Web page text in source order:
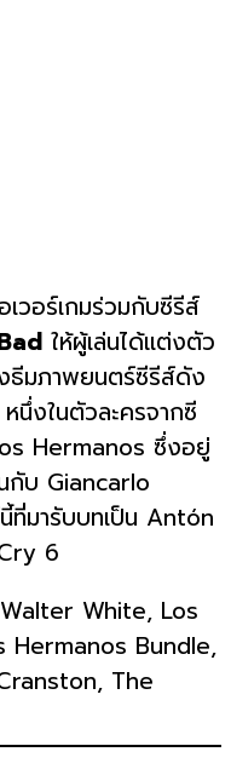
วอร์เกมร่วมกับซีรีส์
ให้ผู้เล่นได้แต่งตัว
ธีมภาพยนตร์ซีรีส์ดัง
งในตัวละครจากซี
Hermanos ซึ่งอยู่
กับ Giancarlo
มารับบทเป็น Antón
6